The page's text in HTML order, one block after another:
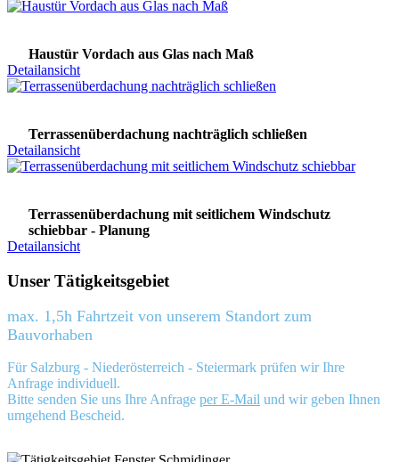
Haustür Vordach aus Glas nach Maß
Detailansicht
Terrassenüberdachung nachträglich schließen
Detailansicht
Terrassenüberdachung mit seitlichem Windschutz
schiebbar - Planung
Detailansicht
Unser Tätigkeitsgebiet
max. 1,5h Fahrtzeit von unserem Standort zum
Bauvorhaben
Für Salzburg - Niederösterreich - Steiermark prüfen wir Ihre
Anfrage individuell.
Bitte senden Sie uns Ihre Anfrage per E-Mail und wir geben Ihnen
umgehend Bescheid.